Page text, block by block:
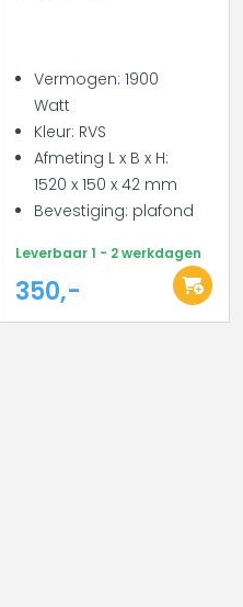
Vermogen: 1900
Watt
Kleur: RVS
Afmeting L x B x H:
1520 x 150 x 42 mm
Bevestiging: plafond
Leverbaar 1 - 2 werkdagen
350,-